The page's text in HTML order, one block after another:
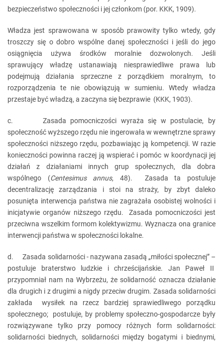
bezpieczeństwo społeczności i jej członkom (por. KKK, 1909).
Władza jest sprawowana w sposób prawowity tylko wtedy, gdy
troszczy się o dobro wspólne danej społeczności i jeśli do jego
osiągnięcia używa środków moralnie dozwolonych. Jeśli
sprawujący władzę ustanawiają niesprawiedliwe prawa lub
podejmują działania sprzeczne z porządkiem moralnym, to
rozporządzenia te nie obowiązują w sumieniu. Wtedy władza
przestaje być władzą, a zaczyna się bezprawie (KKK, 1903).
c. Zasada pomocniczości wyraża się w postulacie, by
społeczność wyższego rzędu nie ingerowała w wewnętrzne sprawy
społeczności niższego rzędu, pozbawiając ją kompetencji. W razie
konieczności powinna raczej ją wspierać i pomóc w koordynacji jej
działań z działaniami innych grup społecznych, dla dobra
wspólnego (Centesimus annus, 48). Zasada ta postuluje
decentralizację zarządzania i stoi na straży, by zbyt daleko
posunięta interwencja państwa nie zagrażała osobistej wolności i
inicjatywie organów niższego rzędu. Zasada pomocniczości jest
przeciwna wszelkim formom kolektywizmu. Wyznacza ona granice
interwencji państwa w społeczności lokalne.
d. Zasada solidarności - nazywana zasadą „miłości społecznej” –
postuluje braterstwo ludzkie i chrześcijańskie. Jan Paweł II
przypomniał nam na Wybrzeżu, że solidarność oznacza działanie
dla drugich i z drugimi a nigdy przeciw drugim. Zasada solidarności
zakłada wysiłek na rzecz bardziej sprawiedliwego porządku
społecznego; postuluje, by problemy społeczno-gospodarcze były
rozwiązywane tylko przy pomocy różnych form solidarności:
solidarności biednych, solidarności między bogatymi i biednymi,